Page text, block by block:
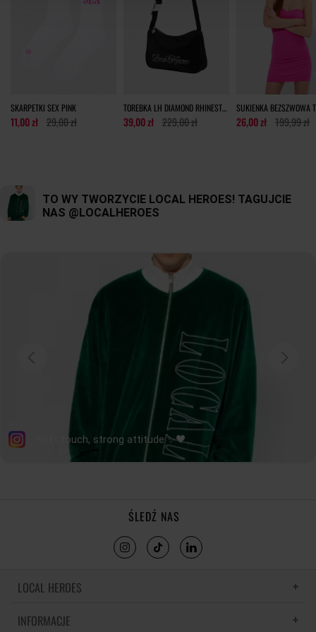
58cm 59cm 60cm
tolerancja wymiarów do +/- 2cm
SKARPETKI SEX PINK
11,00 zł 29,00 zł
TOREBKA LH DIAMOND RHINESTONES BLACK
39,00 zł 229,00 zł 26,00 zł 199,99 zł
ŚLEDŹ NAS
LOCAL HEROES
LH MEMORIES
INFORMACJE